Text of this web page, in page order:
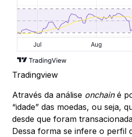
Tradingview
Através da análise onchainé
“idade” das moedas, ou seja,
desde que foram
Dessa forma se infere o perfil